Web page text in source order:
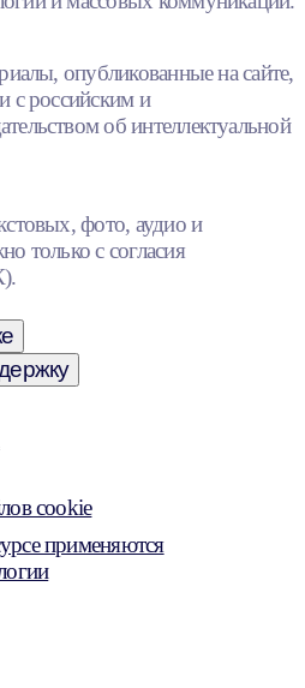
опубликованные на сайте,
с российским и
об интеллектуальной
фото, аудио и
только с согласия
cookie
применяются